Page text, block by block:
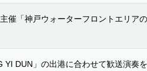
催「神戸ウォーターフロントエリア
YI DUN」の出港に合わせて歓送演奏